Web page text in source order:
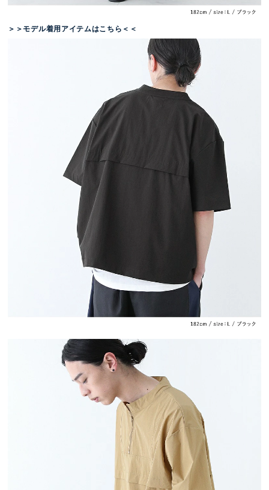
＞＞モデル着用アイテムはこちら＜＜